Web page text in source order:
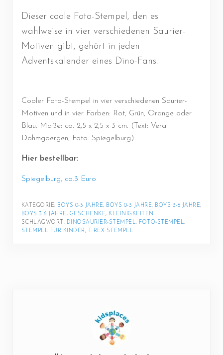
Dieser coole Foto-Stempel, den es
wahlweise in vier verschiedenen Saurier-
Motiven gibt, gehört in jeden
Adventskalender eines Dino-Fans.
Cooler Foto-Stempel in vier verschiedenen Saurier-
Motiven und in vier Farben: Rot, Grün, Orange oder
Blau. Maße: ca. 2,5 x 2,5 x 3 cm. (Text: Vera
Dohmgoergen, Foto: Spiegelburg)
Hier bestellbar:
Spiegelburg, ca.3 Euro
KATEGORIE: BOYS 0-3 JAHRE, BOYS 0-3 JAHRE, BOYS 3-6 JAHRE
BOYS 3-6 JAHRE, GESCHENKE, KLEINIGKEITEN
SCHLAGWORT: DINOSAURIER-STEMPEL, FOTO-STEMPEL
STEMPEL FÜR KINDER, T-REX-STEMPEL